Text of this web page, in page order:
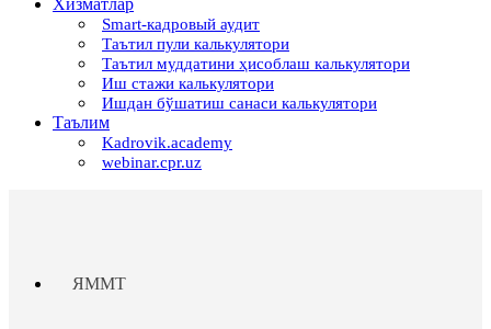
Хизматлар
Smart-кадровый аудит
Таътил пули калькулятори
Таътил муддатини ҳисоблаш калькулятори
Иш стажи калькулятори
Ишдан бўшатиш санаси калькулятори
Таълим
Kadrovik.academy
webinar.cpr.uz
ЯММТ